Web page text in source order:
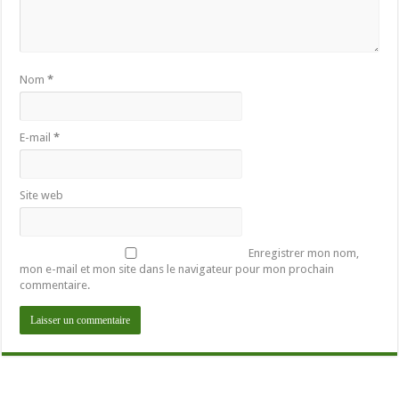
Nom*
E-mail*
Site web
Enregistrer mon nom,
mon e-mail et mon site dans le navigateur pour mon prochain
commentaire.